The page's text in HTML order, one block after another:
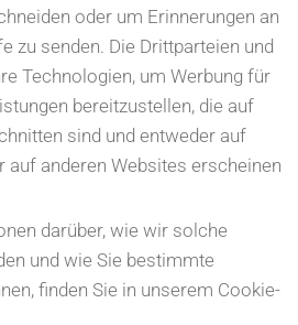
oder um Erinnerungen an
zu senden. Die Drittparteien und
Technologien, um Werbung für
bereitzustellen, die auf
sind und entweder auf
auf anderen Websites erscheinen
darüber, wie wir solche
und wie Sie bestimmte
finden Sie in unserem Cookie-